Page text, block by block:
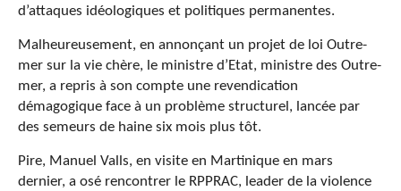
d’attaques idéologiques et politiques permanentes.
Malheureusement, en annonçant un projet de loi Outre-
mer sur la vie chère, le ministre d’Etat, ministre des Outre-
mer, a repris à son compte une revendication
démagogique face à un problème structurel, lancée par
des semeurs de haine six mois plus tôt.
Pire, Manuel Valls, en visite en Martinique en mars
dernier, a osé rencontrer le RPPRAC, leader de la violence